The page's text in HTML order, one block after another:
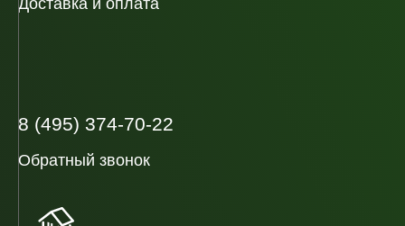
Доставка и оплата
8 (495) 374-70-22
Обратный звонок